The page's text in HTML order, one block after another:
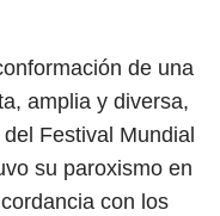
de una
amplia y diversa,
Festival Mundial
su paroxismo en
con los